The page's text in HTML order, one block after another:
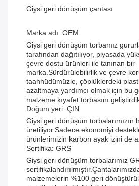
Giysi geri dönüşüm çantası
Marka adı: OEM
Giysi geri dönüşüm torbamız
tarafından dağıtılıyor, piyasada
çevre dostu ürünleri ile tanınan bir
marka.Sürdürülebilirlik ve çevre
taahhüdümüzle, çöplüklerdeki
azaltmaya yardımcı olmak için bu
malzeme kıyafet torbasını
Doğum yeri: ÇIN
Giysi geri dönüşüm torbalarımızın
üretiliyor.Sadece ekonomiyi
ürünlerimizin karbon ayak izini de
Sertifika: GRS
Giysi geri dönüşüm torbalarımız
malzemelerin %100 geri